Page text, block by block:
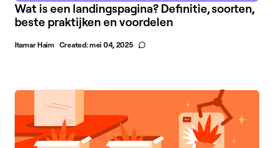
Wat is een landingspagina? Definitie, soorten,
beste praktijken en voordelen
Itamar Haim Created:mei 04, 2025